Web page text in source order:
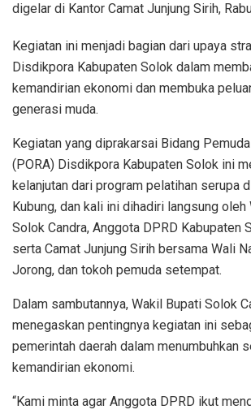
digelar di Kantor Camat Junjung Sirih,
Kegiatan ini menjadi bagian dari upaya
Disdikpora Kabupaten Solok dalam
kemandirian ekonomi dan membuka
generasi muda.
Kegiatan yang diprakarsai Bidang
(PORA) Disdikpora Kabupaten Solok ini
kelanjutan dari program pelatihan serupa
Kubung, dan kali ini dihadiri langsung oleh
Solok Candra, Anggota DPRD Kabupaten
serta Camat Junjung Sirih bersama Wali
Jorong, dan tokoh pemuda setempat.
Dalam sambutannya, Wakil Bupati Solok
menegaskan pentingnya kegiatan ini
pemerintah daerah dalam menumbuhkan
kemandirian ekonomi.
“Kami minta agar Anggota DPRD ikut